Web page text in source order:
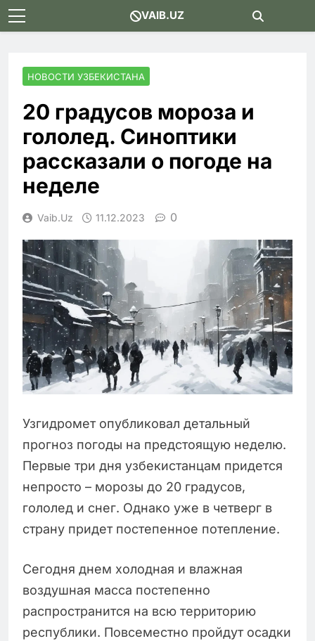
Skip
to
VAIB.UZ
НОВОСТИ УЗБЕКИСТАНА
20 градусов мороза и
гололед. Синоптики
рассказали о погоде на
неделе
Vaib.uz 11.12.2023 0
Узгидромет опубликовал детальный
прогноз погоды на предстоящую неделю.
Первые три дня узбекистанцам придется
непросто – морозы до 20 градусов,
гололед и снег. Однако уже в четверг в
страну придет постепенное потепление.
Сегодня днем холодная и влажная
воздушная масса постепенно
распространится на всю территорию
республики. Повсеместно пройдут осадки